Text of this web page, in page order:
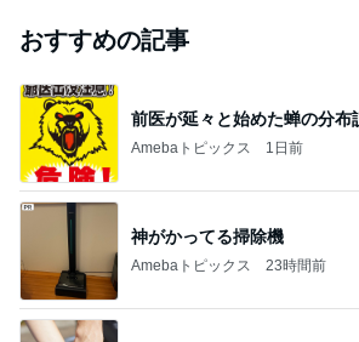
おすすめの記事
前医が延々と始めた蝉の分布
Amebaトピックス 1日前
神がかってる掃除機
Amebaトピックス 23時間前